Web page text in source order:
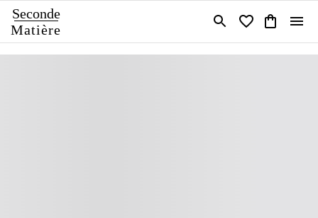
Seconde
Matière